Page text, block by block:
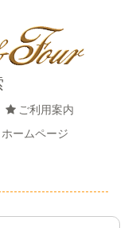
ご利用案内
ホームページ